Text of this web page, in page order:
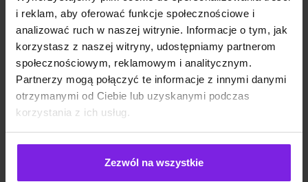
i reklam, aby oferować funkcje społecznościowe i
analizować ruch w naszej witrynie. Informacje o tym, jak
korzystasz z naszej witryny, udostępniamy partnerom
społecznościowym, reklamowym i analitycznym.
Partnerzy mogą połączyć te informacje z innymi danymi
otrzymanymi od Ciebie lub uzyskanymi podczas
korzystania z ich usług.
Zezwól na wszystkie
Google Discover: czym jest i jak działa?
SEO Wojciech Wabno